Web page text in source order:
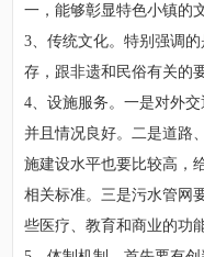
一，能够彰显特色小镇的
3、传统文化。特别强调
存，跟非遗和民俗有关的
4、设施服务。一是对外
并且情况良好。二是道路
施建设水平也要比较高，
相关标准。三是污水管网
些医疗、教育和商业的功